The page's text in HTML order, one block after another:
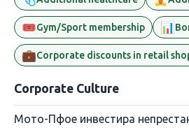
🎟️Gym/Sport membership 📊
💼Corporate discounts in retail
Corporate Culture
Мото-Пфое инвестира